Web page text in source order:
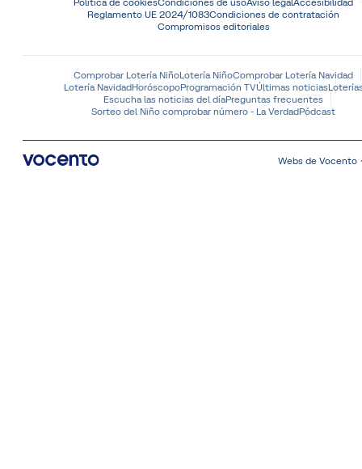
Reglamento UE 2024/1083Condiciones de contratación
Compromisos editoriales
Comprobar Lotería NiñoLotería NiñoComprobar Lotería Navidad
Lotería NavidadHoróscopoProgramación TVÚltimas noticias
Escucha las noticias del díaPreguntas frecuentes
Sorteo del Niño comprobar número - La VerdadPódcast
Webs de Vocento